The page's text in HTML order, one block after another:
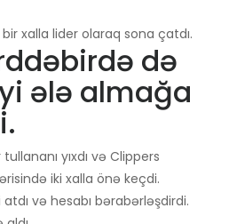
xalla lider olaraq sona çatdı.
də
ələ almağa
yıxdı və Clippers
iki xalla önə keçdi.
və hesabı bərabərləşdirdi.